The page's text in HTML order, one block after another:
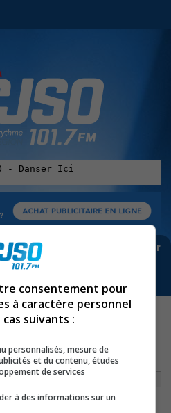
Pour ne rien manquer
abonne-toi à notre infolettre :
BLOUIN»ERIC BLOUIN – 30 NOVEMBRE
consentement pour
à caractère personnel
cas suivants :
personnalisés, mesure de
et du contenu, études
de services
à des informations sur un